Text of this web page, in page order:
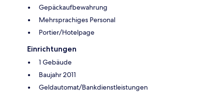
Gepäckaufbewahrung
Mehrsprachiges Personal
Portier/Hotelpage
Einrichtungen
1 Gebäude
Baujahr 2011
Geldautomat/Bankdienstleistungen